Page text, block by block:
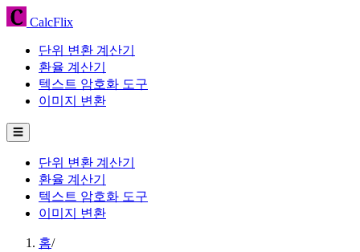
CalcFlix
단위 변환 계산기
환율 계산기
텍스트 암호화 도구
이미지 변환
☰
단위 변환 계산기
환율 계산기
텍스트 암호화 도구
이미지 변환
홈/